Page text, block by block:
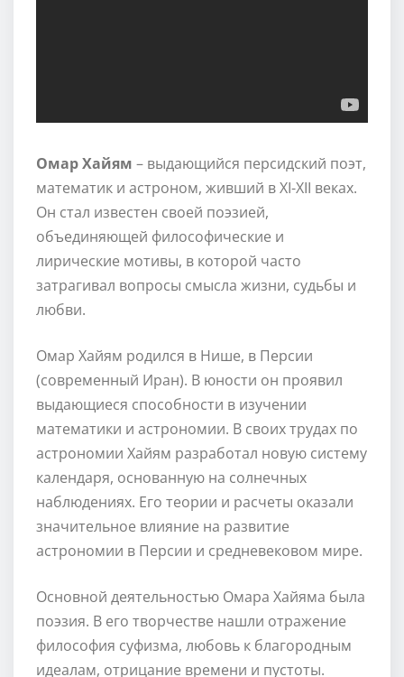
Омар Хайям – выдающийся персидский поэт,
математик и астроном, живший в XI-XII веках.
Он стал известен своей поэзией,
объединяющей философические и
лирические мотивы, в которой часто
затрагивал вопросы смысла жизни, судьбы и
любви.
Омар Хайям родился в Нише, в Персии
(современный Иран). В юности он проявил
выдающиеся способности в изучении
математики и астрономии. В своих трудах по
астрономии Хайям разработал новую систему
календаря, основанную на солнечных
наблюдениях. Его теории и расчеты оказали
значительное влияние на развитие
астрономии в Персии и средневековом мире.
Основной деятельностью Омара Хайяма была
поэзия. В его творчестве нашли отражение
философия суфизма, любовь к благородным
идеалам, отрицание времени и пустоты.